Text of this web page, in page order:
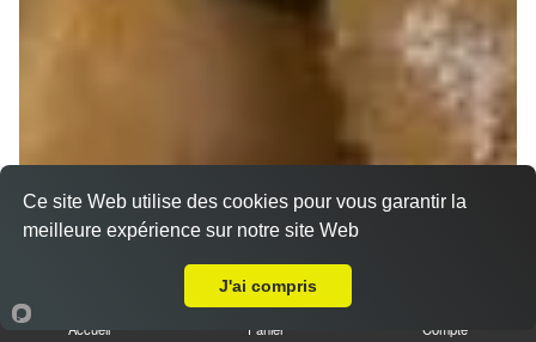
Accueil Panier Compte
Ce site Web utilise des cookies pour vous garantir la
meilleure expérience sur notre site Web
J'ai compris